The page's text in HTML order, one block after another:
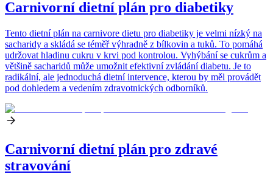
Carnivorní dietní plán pro diabetiky
Tento dietní plán na carnivore dietu pro diabetiky je velmi nízký na
sacharidy a skládá se téměř výhradně z bílkovin a tuků. To pomáhá
udržovat hladinu cukru v krvi pod kontrolou. Vyhýbání se cukrům a
většině sacharidů může umožnit efektivní zvládání diabetu. Je to
radikální, ale jednoduchá dietní intervence, kterou by měl provádět
pod dohledem a vedením zdravotnických odborníků.
Carnivorní dietní plán pro zdravé
stravování